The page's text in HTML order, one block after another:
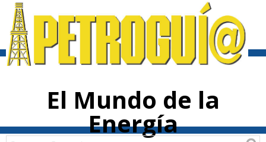
contenido
El Mundo de la
Energía